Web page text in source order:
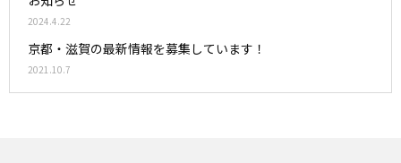
2024.4.22
京都・滋賀の最新情報を募集しています！
2021.10.7